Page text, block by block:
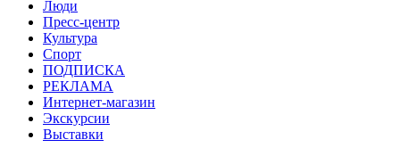
Люди
Пресс-центр
Культура
Спорт
ПОДПИСКА
РЕКЛАМА
Интернет-магазин
Экскурсии
Выставки